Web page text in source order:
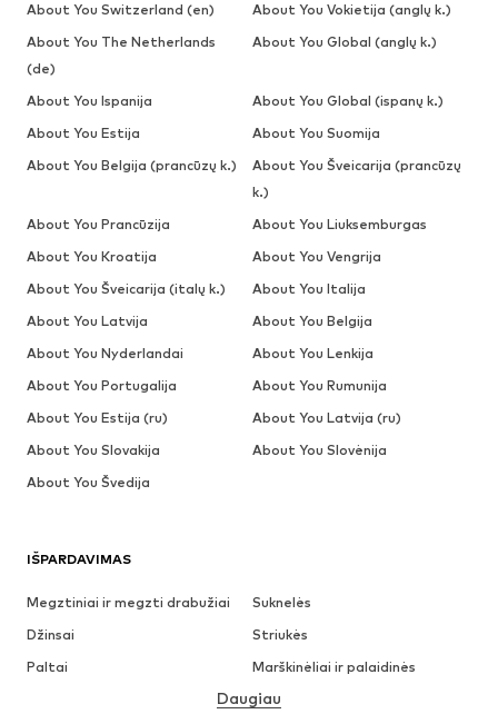
IŠPARDAVIMAS
Megztiniai ir megzti drabužiai
Suknelės
Džinsai
Striukės
Paltai
Marškinėliai ir palaidinės
Apatiniai
Daugiau
About You Switzerland (en)
About You Vokietija (anglų k.)
About You The Netherlands
(de)
About You Global (anglų k.)
About You Ispanija
About You Global (ispanų k.)
About You Estija
About You Suomija
About You Belgija (prancūzų k.)
About You Šveicarija (prancūzų
k.)
About You Prancūzija
About You Liuksemburgas
About You Kroatija
About You Vengrija
About You Šveicarija (italų k.)
About You Italija
About You Latvija
About You Belgija
About You Nyderlandai
About You Lenkija
About You Portugalija
About You Rumunija
About You Estija (ru)
About You Latvija (ru)
About You Slovakija
About You Slovėnija
About You Švedija